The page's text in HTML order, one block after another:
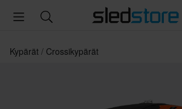
Kypärät Crossikypärät